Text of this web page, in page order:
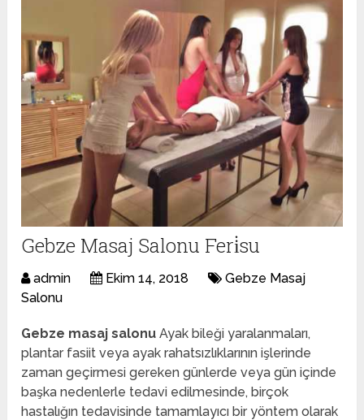
Gebze Masaj Salonu Feri̇su
admin Ekim 14, 2018
Gebze Masaj
Salonu
Gebze masaj salonu Ayak bileği yaralanmaları,
plantar fasiit veya ayak rahatsızlıklarının işlerinde
zaman geçirmesi gereken günlerde veya gün içinde
başka nedenlerle tedavi edilmesinde, birçok
hastalığın tedavisinde tamamlayıcı bir yöntem olarak